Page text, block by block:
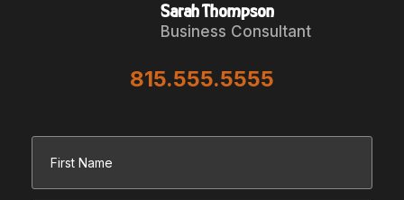
Sarah Thompson
Business Consultant
815.555.5555